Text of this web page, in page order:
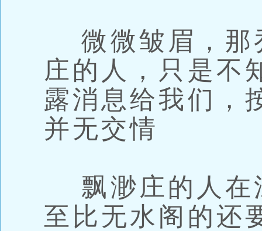
微微皱眉，那
庄的人，只是不
露消息给我们，
并无交情
飘渺庄的人在
至比无水阁的还